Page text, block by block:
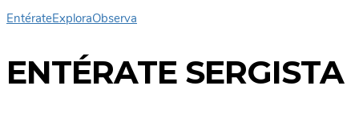
EntérateExploraObserva
ENTÉRATE SERGISTA